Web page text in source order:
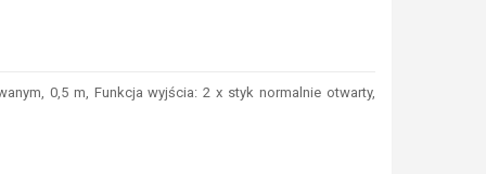
0,5 m, Funkcja wyjścia: 2 x styk normalnie otwarty,